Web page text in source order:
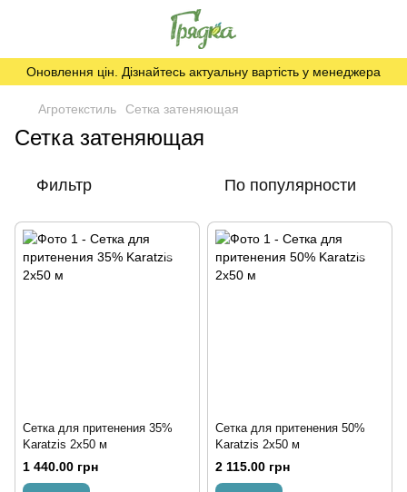
Оновлення цін. Дізнайтесь актуальну вартість у менеджера
Агротекстиль Сетка затеняющая
Сетка затеняющая
Фильтр По популярности
Сетка для притенения 35%
Karatzis 2х50 м
1 440.00 грн
Сетка для притенения 50%
Karatzis 2х50 м
2 115.00 грн